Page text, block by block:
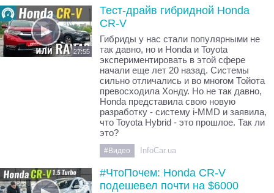
27:55
Тест-драйв гибридной Honda
CR-V
Гибриды у нас стали популярными не
так давно, но и Honda и Toyota
экспериментировать в этой сфере
начали еще лет 20 назад. Системы
сильно отличались и во многом Тойота
превосходила Хонду. Но не так давно,
Honda представила свою новую
разработку - систему i-MMD и заявила,
что Toyota Hybrid - это прошлое. Так ли
это?
#Видео InfoCar.ua
#ЧтоПочем: Honda CR-V
подешевел почти на $6000